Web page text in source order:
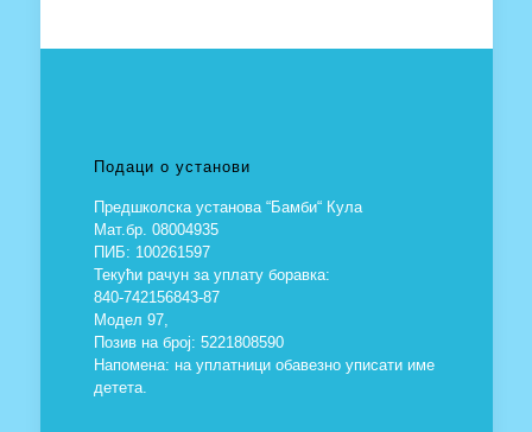
Подаци о установи
Предшколска установа “Бамби“ Кула
Мат.бр. 08004935
ПИБ: 100261597
Текући рачун за уплату боравка:
840-742156843-87
Модел 97,
Позив на број: 5221808590
Напомена: на уплатници обавезно уписати име
детета.